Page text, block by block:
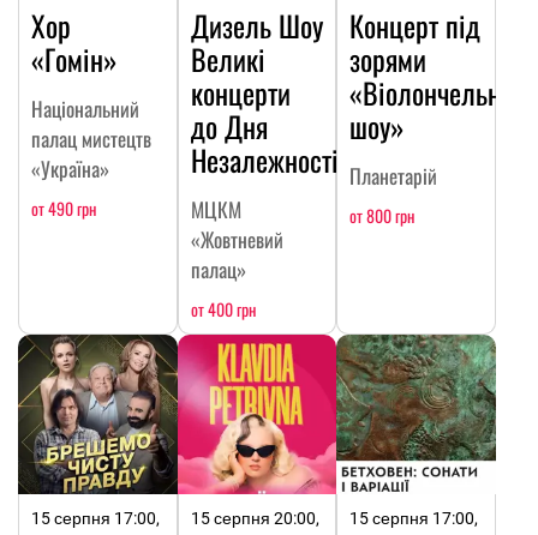
Хор
«Гомін»
Національний
палац мистецтв
«Україна»
от 490 грн
Дизель Шоу
Великі
концерти
до Дня
Незалежності
МЦКМ
«Жовтневий
палац»
от 400 грн
Концерт під
зорями
«Віолончельне
шоу»
Планетарій
от 800 грн
15 серпня 17:00,
15 серпня 20:00,
15 серпня 17:00,